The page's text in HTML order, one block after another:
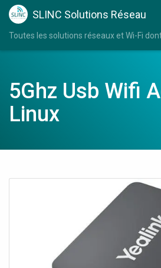
SLINC Solutions Réseau
Toutes les solutions réseaux et Wi-Fi
5Ghz Usb Wifi
Linux